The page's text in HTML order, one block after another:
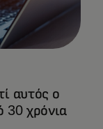
αυτός ο
30 χρόνια